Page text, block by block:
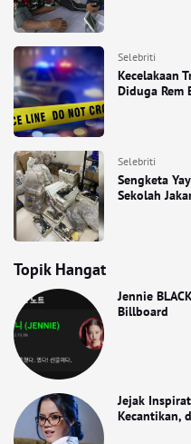
Selebriti
Kecelakaan
Diduga Rem
Selebriti
Sengketa
Sekolah
Topik Hangat
Jennie
Billboard
Jejak
Kecantikan,